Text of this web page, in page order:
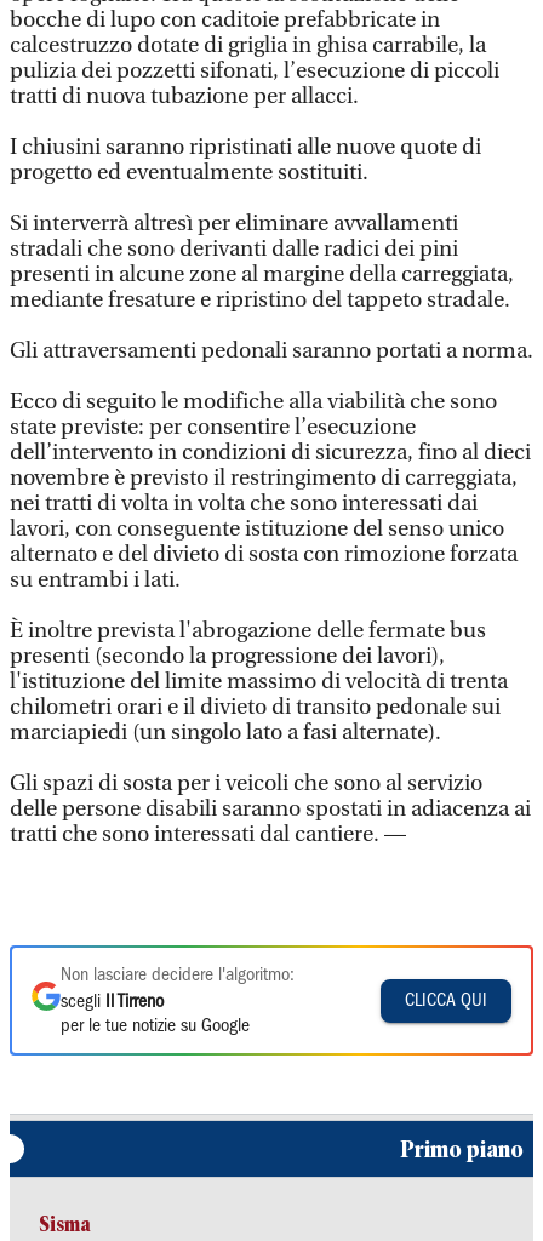
bocche di lupo con caditoie prefabbricate in
calcestruzzo dotate di griglia in ghisa carrabile, la
pulizia dei pozzetti sifonati, l’esecuzione di piccoli
tratti di nuova tubazione per allacci.
I chiusini saranno ripristinati alle nuove quote di
progetto ed eventualmente sostituiti.
Si interverrà altresì per eliminare avvallamenti
stradali che sono derivanti dalle radici dei pini
presenti in alcune zone al margine della carreggiata,
mediante fresature e ripristino del tappeto stradale.
Gli attraversamenti pedonali saranno portati a norma.
Ecco di seguito le modifiche alla viabilità che sono
state previste: per consentire l’esecuzione
dell’intervento in condizioni di sicurezza, fino al dieci
novembre è previsto il restringimento di carreggiata,
nei tratti di volta in volta che sono interessati dai
lavori, con conseguente istituzione del senso unico
alternato e del divieto di sosta con rimozione forzata
su entrambi i lati.
È inoltre prevista l'abrogazione delle fermate bus
presenti (secondo la progressione dei lavori),
l'istituzione del limite massimo di velocità di trenta
chilometri orari e il divieto di transito pedonale sui
marciapiedi (un singolo lato a fasi alternate).
Gli spazi di sosta per i veicoli che sono al servizio
delle persone disabili saranno spostati in adiacenza ai
tratti che sono interessati dal cantiere. —
Non lasciare decidere l'algoritmo:
scegli
Il Tirreno
per le tue notizie su Google
CLICCA QUI
Primo piano
Sisma